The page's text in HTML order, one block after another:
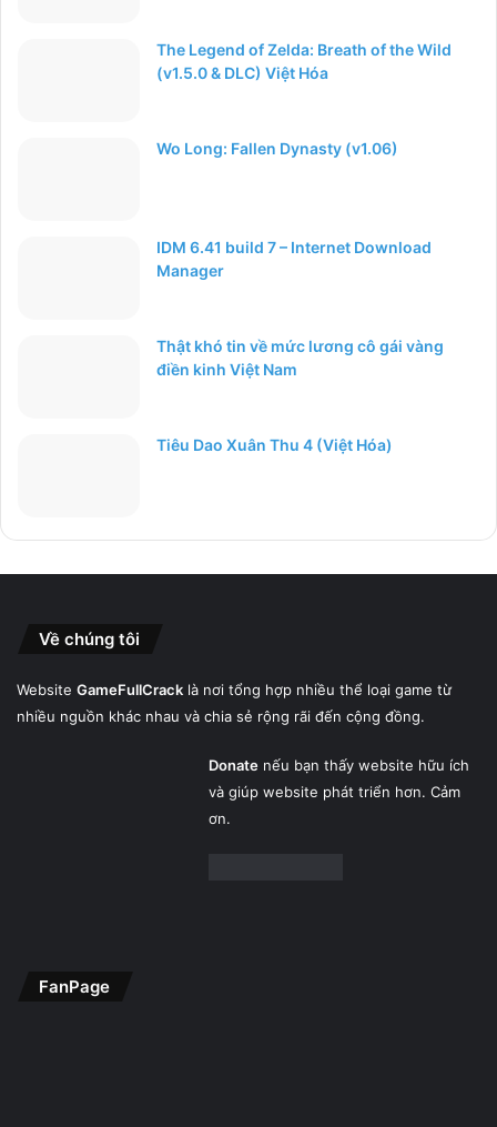
The Legend of Zelda: Breath of the Wild
(v1.5.0 & DLC) Việt Hóa
Wo Long: Fallen Dynasty (v1.06)
IDM 6.41 build 7 – Internet Download
Manager
Thật khó tin về mức lương cô gái vàng
điền kinh Việt Nam
Tiêu Dao Xuân Thu 4 (Việt Hóa)
Về chúng tôi
Website GameFullCrack là nơi tổng hợp nhiều thể loại game từ
nhiều nguồn khác nhau và chia sẻ rộng rãi đến cộng đồng.
Donatenếu bạn thấy website hữu ích
và giúp website phát triển hơn. Cảm
ơn.
FanPage